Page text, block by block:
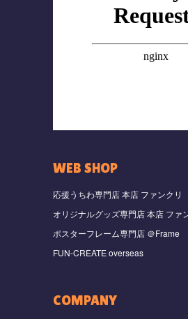
WEB SHOP
応援うちわ専門店 本店 ファンクリ
オリジナルグッズ専門店 本店 ファ
ポスターフレーム専門店 ＠Frame
FUN-CREATE overseas
COMPANY